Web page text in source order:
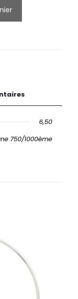
6,50
750/1000ème